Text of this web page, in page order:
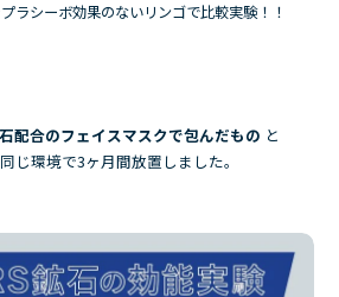
ラシーボ効果のないリンゴで比較実験！！
配合のフェイスマスクで包んだもの と
じ環境で3ヶ月間放置しました。